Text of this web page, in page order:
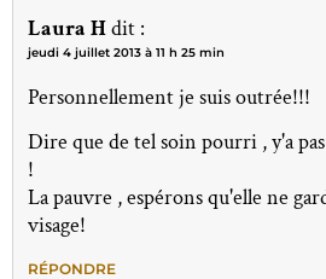
Laura Hdit :
jeudi 4 juillet 2013 à 11 h 25 min
Personnellement je suis outrée!!!
Dire que de tel soin pourri , y'a
!
La pauvre , espérons qu'elle ne
visage!
RÉPONDRE